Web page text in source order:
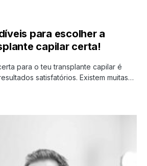
para escolher a
capilar certa!
para o teu transplante capilar é
satisfatórios. Existem muitas…